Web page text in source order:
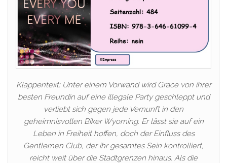
Klappentext: Unter einem Vorwand wird Grace von ihrer
besten Freundin auf eine illegale Party geschleppt und
verliebt sich gegen jede Vernunft in den
geheimnisvollen Biker Wyoming. Er lässt sie auf ein
Leben in Freiheit hoffen, doch der Einfluss des
Gentlemen Club, der ihr gesamtes Sein kontrolliert,
reicht weit über die Stadtgrenzen hinaus. Als die